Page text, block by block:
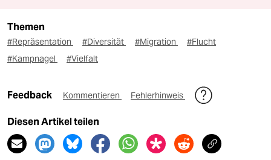
Themen
#Repräsentation #Diversität #Migration
#Flucht
#Kampnagel
#Vielfalt
Feedback Kommentieren Fehlerhinweis
Diesen Artikel teilen